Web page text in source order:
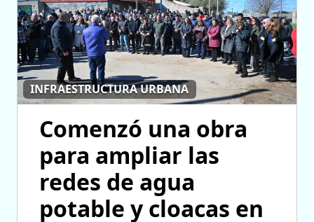
INFRAESTRUCTURA URBANA
Comenzó una obra
para ampliar las
redes de agua
potable y cloacas en